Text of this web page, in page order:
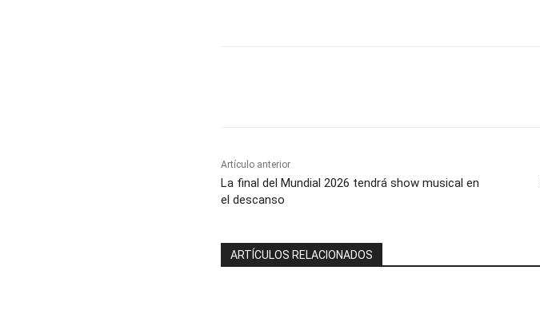
Artículo anterior
La final del Mundial 2026 tendrá show musical en
el descanso
ARTÍCULOS RELACIONADOS